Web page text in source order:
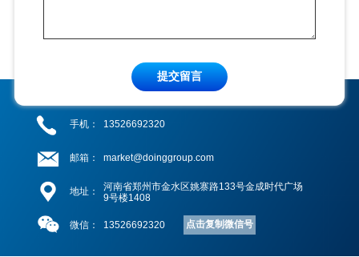
提交留言
手机： 13526692320
邮箱： market@doinggroup.com
地址：
河南省郑州市金水区姚寨路133号金成时代广场
9号楼1408
微信： 13526692320 点击复制微信号